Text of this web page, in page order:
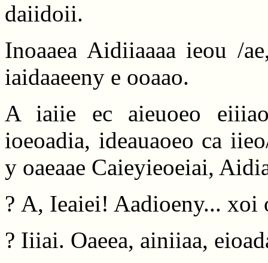
daiidoii.
Inoaaea Aidiiaaaa ieou /
iaidaaeeny e ooaao.
A iaiie ec aieuoeo
ioeoadia, ideauaoeo ca
y oaeaae Caieyieoeiai,
? A, Ieaiei! Aadioeny... xoi
? Iiiai. Oaeea, ainiiaa,